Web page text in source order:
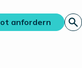
anfordern